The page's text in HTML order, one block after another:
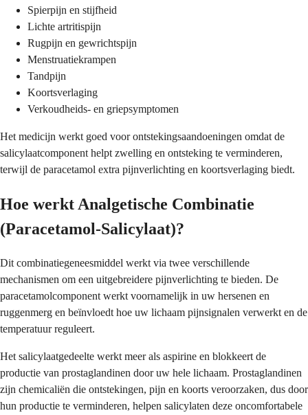
Spierpijn en stijfheid
Lichte artritispijn
Rugpijn en gewrichtspijn
Menstruatiekrampen
Tandpijn
Koortsverlaging
Verkoudheids- en griepsymptomen
Het medicijn werkt goed voor ontstekingsaandoeningen omdat de
salicylaatcomponent helpt zwelling en ontsteking te verminderen,
terwijl de paracetamol extra pijnverlichting en koortsverlaging biedt.
Hoe werkt Analgetische Combinatie
(Paracetamol-Salicylaat)?
Dit combinatiegeneesmiddel werkt via twee verschillende
mechanismen om een uitgebreidere pijnverlichting te bieden. De
paracetamolcomponent werkt voornamelijk in uw hersenen en
ruggenmerg en beïnvloedt hoe uw lichaam pijnsignalen verwerkt en de
temperatuur reguleert.
Het salicylaatgedeelte werkt meer als aspirine en blokkeert de
productie van prostaglandinen door uw hele lichaam. Prostaglandinen
zijn chemicaliën die ontstekingen, pijn en koorts veroorzaken, dus door
hun productie te verminderen, helpen salicylaten deze oncomfortabele